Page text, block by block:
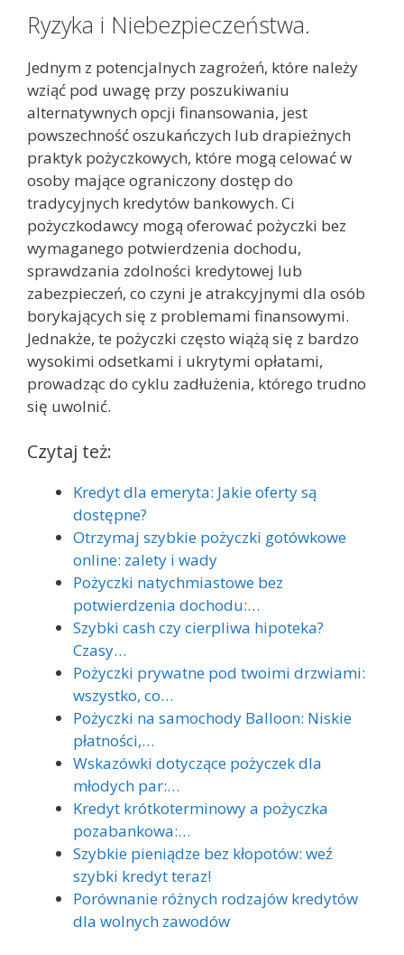
Ryzyka i Niebezpieczeństwa.
Jednym z potencjalnych zagrożeń, które należy
wziąć pod uwagę przy poszukiwaniu
alternatywnych opcji finansowania, jest
powszechność oszukańczych lub drapieżnych
praktyk pożyczkowych, które mogą celować w
osoby mające ograniczony dostęp do
tradycyjnych kredytów bankowych. Ci
pożyczkodawcy mogą oferować pożyczki bez
wymaganego potwierdzenia dochodu,
sprawdzania zdolności kredytowej lub
zabezpieczeń, co czyni je atrakcyjnymi dla osób
borykających się z problemami finansowymi.
Jednakże, te pożyczki często wiążą się z bardzo
wysokimi odsetkami i ukrytymi opłatami,
prowadząc do cyklu zadłużenia, którego trudno
się uwolnić.
Czytaj też:
Kredyt dla emeryta: Jakie oferty są
dostępne?
Otrzymaj szybkie pożyczki gotówkowe
online: zalety i wady
Pożyczki natychmiastowe bez
potwierdzenia dochodu:…
Szybki cash czy cierpliwa hipoteka?
Czasy…
Pożyczki prywatne pod twoimi drzwiami:
wszystko, co…
Pożyczki na samochody Balloon: Niskie
płatności,…
Wskazówki dotyczące pożyczek dla
młodych par:…
Kredyt krótkoterminowy a pożyczka
pozabankowa:…
Szybkie pieniądze bez kłopotów: weź
szybki kredyt teraz!
Porównanie różnych rodzajów kredytów
dla wolnych zawodów